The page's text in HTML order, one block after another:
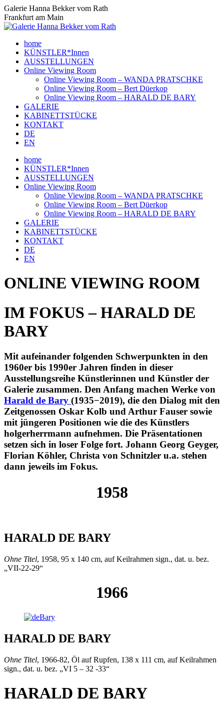
Zum
Inhalt
springen
Galerie Hanna Bekker vom Rath
Frankfurt am Main
home
KÜNSTLER*Innen
AUSSTELLUNGEN
Online Viewing Room
Online Viewing Room – WANDA PRATSCHKE
Online Viewing Room – Bert Düerkop
Online Viewing Room – HARALD DE BARY
GALERIE
KABINETTSTÜCKE
KONTAKT
DE
EN
home
KÜNSTLER*Innen
AUSSTELLUNGEN
Online Viewing Room
Online Viewing Room – WANDA PRATSCHKE
Online Viewing Room – Bert Düerkop
Online Viewing Room – HARALD DE BARY
GALERIE
KABINETTSTÜCKE
KONTAKT
DE
EN
ONLINE VIEWING ROOM
IM FOKUS –HARALD DE
BARY
Mit aufeinander folgenden Schwerpunkten in den
1960er bis 1990er Jahren finden in dieser
Ausstellungsreihe Künstlerinnen und Künstler der
Galerie zusammen. Den Anfang machen Werke von
Harald de Bary (1935−2019), die den Dialog mit den
Zeitgenossen Oskar Kolb und Arthur Fauser sowie
mit jüngeren Positionen wie die des Künstlers
holgerherrmann aufnehmen. Die Präsentationen
setzen sich in loser Folge fort. Johann Georg Geyger,
Florian Köhler, Christa von Schnitzler u.a. stehen
dann jeweils im Fokus.
1958
HARALD DE BARY
Ohne Titel, 1958, 95 x 140 cm, auf Keilrahmen sign., dat. u. bez.
„VII-22-29“
1966
HARALD DE BARY
Ohne Titel, 1966-82, Öl auf Rupfen, 138 x 111 cm, auf Keilrahmen
sign., dat. u. bez. „VI 5 – 32 -33“
HARALD DE BARY